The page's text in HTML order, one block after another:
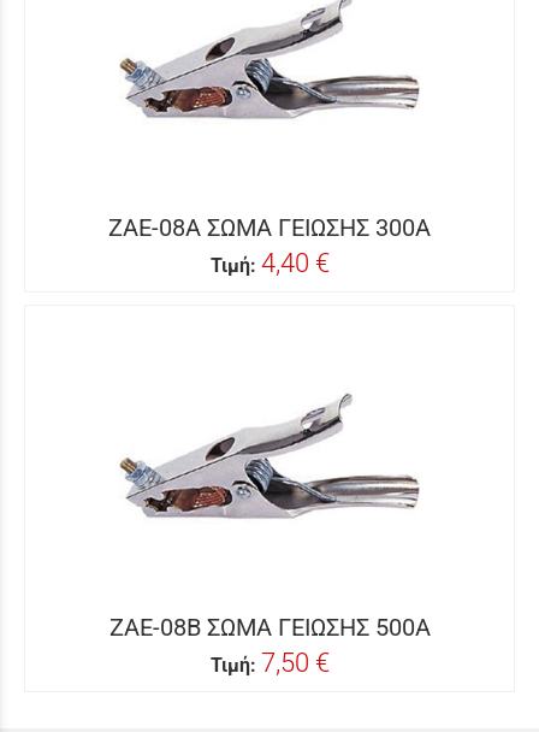
ZAE-08A ΣΩΜΑ ΓΕΙΩΣΗΣ 300A
Τιμή: 4,40 €
ZAE-08B ΣΩΜΑ ΓΕΙΩΣΗΣ 500Α
Τιμή: 7,50 €